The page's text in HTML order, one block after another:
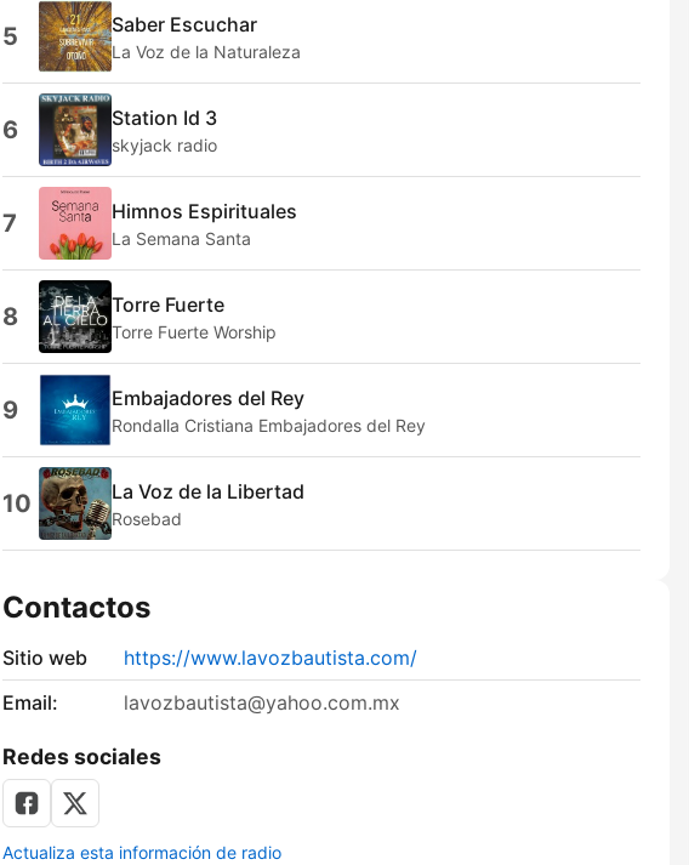
5 Saber Escuchar
La Voz de la Naturaleza
6 Station Id 3
skyjack radio
7 Himnos Espirituales
La Semana Santa
8 Torre Fuerte
Torre Fuerte Worship
9 Embajadores del Rey
Rondalla Cristiana Embajadores del Rey
10 La Voz de la Libertad
Rosebad
Contactos
Sitio web
https://www.lavozbautista.com/
Email:
lavozbautista@yahoo.com.mx
Redes sociales
Actualiza esta información de radio